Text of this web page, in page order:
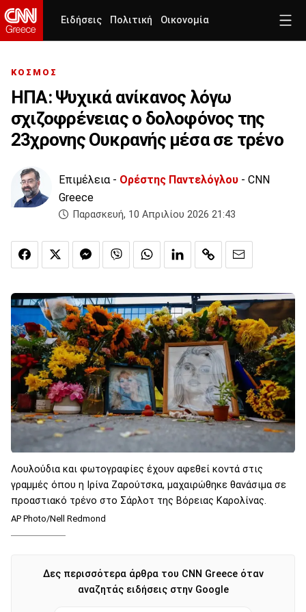
Ειδήσεις Πολιτική Οικονομία
ΚΟΣΜΟΣ
ΗΠΑ: Ψυχικά ανίκανος λόγω
σχιζοφρένειας ο δολοφόνος της
23χρονης Ουκρανής μέσα σε τρένο
Επιμέλεια - Ορέστης Παντελόγλου - CNN
Greece
Παρασκευή, 10 Απριλίου 2026 21:43
Λουλούδια και φωτογραφίες έχουν αφεθεί κοντά στις
γραμμές όπου η Ιρίνα Ζαρούτσκα, μαχαιρώθηκε θανάσιμα σε
προαστιακό τρένο στο Σάρλοτ της Βόρειας Καρολίνας.
AP Photo/Nell Redmond
Δες περισσότερα άρθρα του CNN Greece όταν
αναζητάς ειδήσεις στην Google